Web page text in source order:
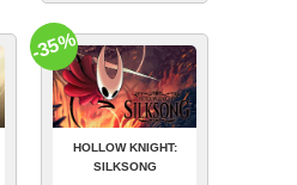
HOLLOW KNIGHT:
SILKSONG
-35%